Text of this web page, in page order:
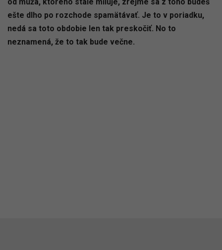
ešte dlho po rozchode spamätávať. Je to v poriadku,
nedá sa toto obdobie len tak preskočiť. No to
neznamená, že to tak bude večne.